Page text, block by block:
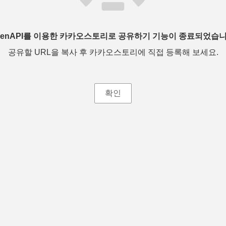
를 이용한 카카오스토리로 공유하기 기능이 종료되었습
공유할 URL을 복사 후 카카오스토리에 직접 등록해 보세요.
확인